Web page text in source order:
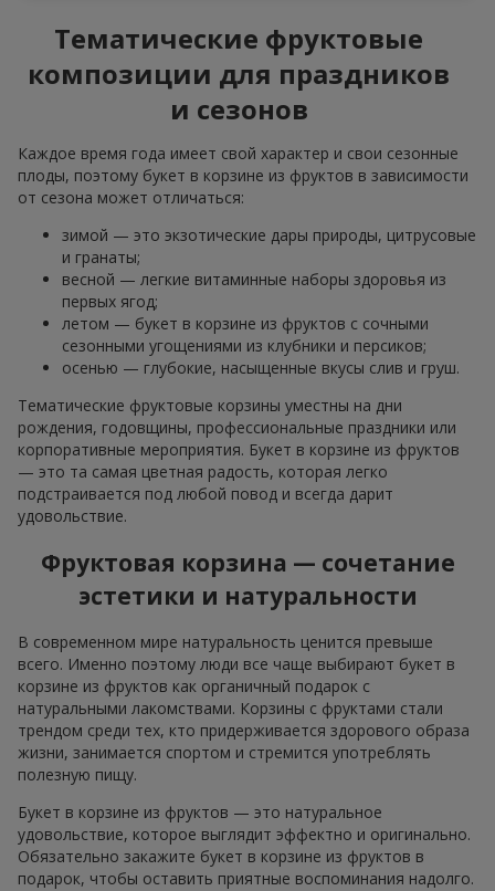
Тематические фруктовые
композиции для праздников
и сезонов
Каждое время года имеет свой характер и свои сезонные
плоды, поэтому букет в корзине из фруктов в зависимости
от сезона может отличаться:
зимой — это экзотические дары природы, цитрусовые
и гранаты;
весной — легкие витаминные наборы здоровья из
первых ягод;
летом — букет в корзине из фруктов с сочными
сезонными угощениями из клубники и персиков;
осенью — глубокие, насыщенные вкусы слив и груш.
Тематические фруктовые корзины уместны на дни
рождения, годовщины, профессиональные праздники или
корпоративные мероприятия. Букет в корзине из фруктов
— это та самая цветная радость, которая легко
подстраивается под любой повод и всегда дарит
удовольствие.
Фруктовая корзина — сочетание
эстетики и натуральности
В современном мире натуральность ценится превыше
всего. Именно поэтому люди все чаще выбирают букет в
корзине из фруктов как органичный подарок с
натуральными лакомствами. Корзины с фруктами стали
трендом среди тех, кто придерживается здорового образа
жизни, занимается спортом и стремится употреблять
полезную пищу.
Букет в корзине из фруктов — это натуральное
удовольствие, которое выглядит эффектно и оригинально.
Обязательно закажите букет в корзине из фруктов в
подарок, чтобы оставить приятные воспоминания надолго.